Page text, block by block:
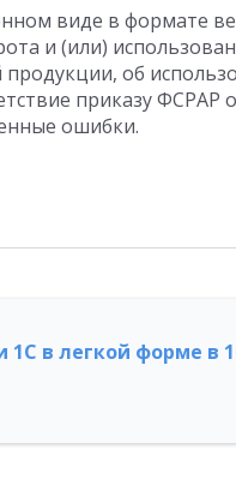
виде в формате
и (или)
об
приказу ФСРАР
ошибки.
1С в легкой форме